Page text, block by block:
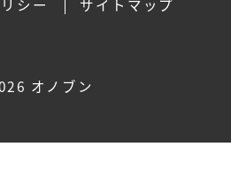
シー サイトマップ
オノブン